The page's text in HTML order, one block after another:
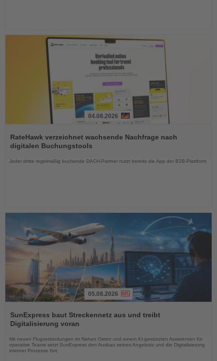
Sie
die
Nachrichten
04.08.2026
RateHawk verzeichnet wachsende Nachfrage nach
digitalen Buchungstools
Jeder dritte regelmäßig buchende DACH-Partner nutzt bereits die App der B2B-Plattform
Sie
die
Nachrichten
05.08.2026
SunExpress baut Streckennetz aus und treibt
Digitalisierung voran
Mit neuen Flugverbindungen im Nahen Osten und einem KI-gestützten Assistenten für
operative Teams setzt SunExpress den Ausbau seines Angebots und die Digitalisierung
interner Prozesse fort.